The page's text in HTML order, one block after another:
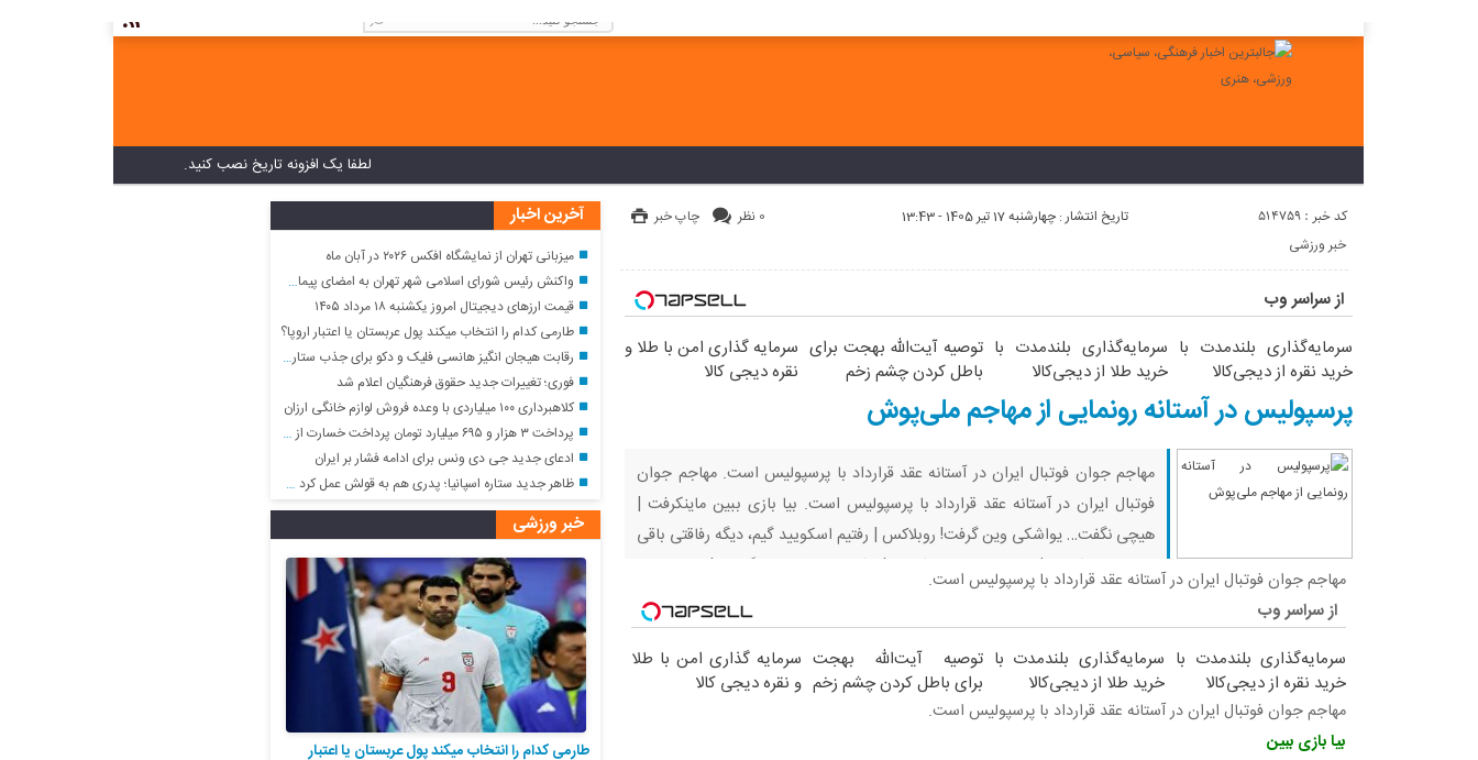
لطفا یک افزونه تاریخ نصب کنید.
کد خبر : 514759 تاریخ انتشار : چهارشنبه 17 تیر 1405 - 13:43 چاپ خبر
0 نظر
خبر ورزشی
از سراسر وب
سرمایه‌گذاری بلندمدت با
خرید نقره از دیجی‌کالا
سرمایه‌گذاری بلندمدت با
خرید طلا از دیجی‌کالا
توصیه آیت‌الله بهجت برای
باطل کردن چشم زخم
سرمایه گذاری امن با طلا و
نقره دیجی کالا
پرسپولیس در آستانه رونمایی از مهاجم ملی‌پوش
مهاجم جوان فوتبال ایران در آستانه عقد قرارداد با پرسپولیس است‌. مهاجم جوان
فوتبال ایران در آستانه عقد قرارداد با پرسپولیس است‌. بیا بازی ببین ماینکرفت |
هیچی نگفت… یواشکی وین گرفت! روبلاکس | رفتیم اسکویید گیم، دیگه رفاقتی باقی
نموند… ماینکرفت | بدوارز یا فیلم ماینکرفت | پیکار سه نوب با دراگون… | بقا
مهاجم جوان فوتبال ایران در آستانه عقد قرارداد با پرسپولیس است‌.
از سراسر وب
سرمایه‌گذاری بلندمدت با
خرید نقره از دیجی‌کالا
سرمایه‌گذاری بلندمدت با
خرید طلا از دیجی‌کالا
توصیه آیت‌الله بهجت
برای باطل کردن چشم زخم
سرمایه گذاری امن با طلا
و نقره دیجی کالا
مهاجم جوان فوتبال ایران در آستانه عقد قرارداد با پرسپولیس است‌.
بیا بازی ببین
آخرین اخبار
میزبانی تهران از نمایشگاه افکس ۲۰۲۶ در آبان ماه
واکنش رئیس شورای اسلامی شهر تهران به امضای پیمان مشترک دفاعی میان سه کشور پاکستان، عربستان سعودی و ترکیه
قیمت ارزهای دیجیتال امروز یکشنبه ۱۸ مرداد ۱۴۰۵
طارمی کدام را انتخاب میکند پول عربستان یا اعتبار اروپا؟
رقابت هیجان انگیز هانسی فلیک و دکو برای جذب ستاره لیگ برتر
فوری؛ تغییرات جدید حقوق فرهنگیان اعلام شد
کلاهبرداری ۱۰۰ میلیاردی با وعده فروش لوازم خانگی ارزان
پرداخت ۳ هزار و ۶۹۵ میلیارد تومان پرداخت خسارت از سوی صندوق تأمین
ادعای جدید جی دی ونس برای ادامه فشار بر ایران
ظاهر جدید ستاره اسپانیا؛ پدری هم به قولش عمل کرد +ویدیو
خبر ورزشی
طارمی کدام را انتخاب میکند پول عربستان یا اعتبار